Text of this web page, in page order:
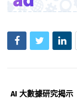
AI 大數據研究揭